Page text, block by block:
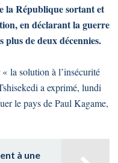
la République sortant et
en déclarant la guerre
de deux décennies.
la solution à l’insécurité
a exprimé, lundi
le pays de Paul Kagame,
à une